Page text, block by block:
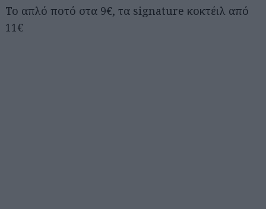
Το απλό ποτό στα 9€, τα signature κοκτέιλ από
11€